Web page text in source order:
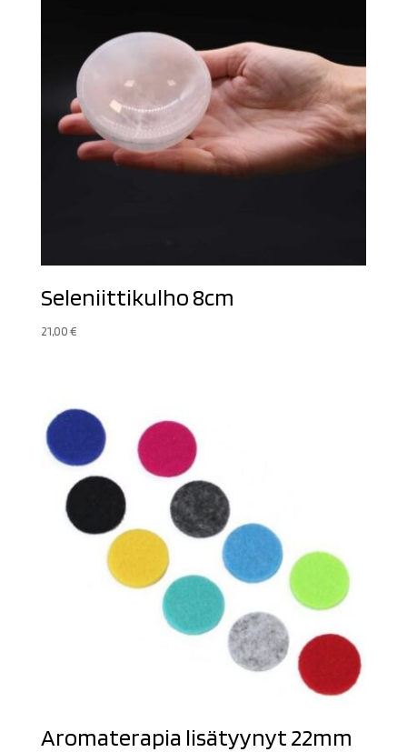
Seleniittikulho 8cm
21,00€
Aromaterapia lisätyynyt 22mm